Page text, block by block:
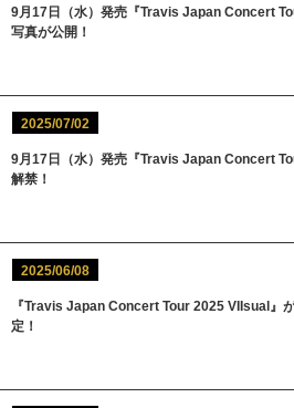
9月17日（水）発売『Travis Japan Concert
写真が公開！
2025/07/02
9月17日（水）発売『Travis Japan Concert
解禁！
2025/06/08
『Travis Japan Concert Tour 2025 VIIsual』
定！